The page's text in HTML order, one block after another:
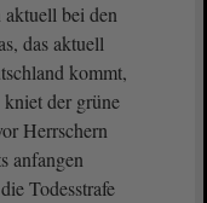
bei den
das aktuell
kommt,
der grüne
Herrschern
anfangen
Todesstrafe